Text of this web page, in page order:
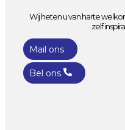
Wij heten u van harte
zelf
Mail ons
Bel ons